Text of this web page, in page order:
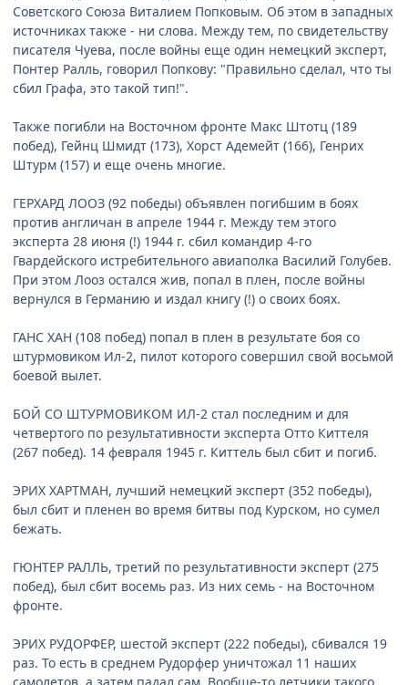
Советского Союза Виталием Попковым. Об этом в западных
источниках также - ни слова. Между тем, по свидетельству
писателя Чуева, после войны еще один немецкий эксперт,
Понтер Ралль, говорил Попкову: "Правильно сделал, что ты
сбил Графа, это такой тип!".
Также погибли на Восточном фронте Макс Штотц (189
побед), Гейнц Шмидт (173), Хорст Адемейт (166), Генрих
Штурм (157) и еще очень многие.
ГЕРХАРД ЛООЗ (92 победы) объявлен погибшим в боях
против англичан в апреле 1944 г. Между тем этого
эксперта 28 июня (!) 1944 г. сбил командир 4-го
Гвардейского истребительного авиаполка Василий Голубев.
При этом Лооз остался жив, попал в плен, после войны
вернулся в Германию и издал книгу (!) о своих боях.
ГАНС ХАН (108 побед) попал в плен в результате боя со
штурмовиком Ил-2, пилот которого совершил свой восьмой
боевой вылет.
БОЙ СО ШТУРМОВИКОМ ИЛ-2 стал последним и для
четвертого по результативности эксперта Отто Киттеля
(267 побед). 14 февраля 1945 г. Киттель был сбит и погиб.
ЭРИХ ХАРТМАН, лучший немецкий эксперт (352 победы),
был сбит и пленен во время битвы под Курском, но сумел
бежать.
ГЮНТЕР РАЛЛЬ, третий по результативности эксперт (275
побед), был сбит восемь раз. Из них семь - на Восточном
фронте.
ЭРИХ РУДОРФЕР, шестой эксперт (222 победы), сбивался 19
раз. То есть в среднем Рудорфер уничтожал 11 наших